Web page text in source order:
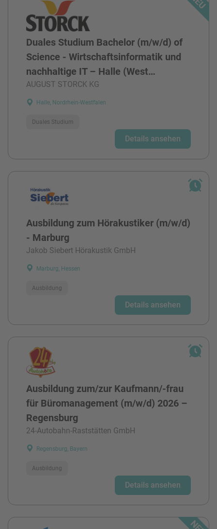
Duales Studium Bachelor (m/w/d) of
Science - Wirtschaftsinformatik und
nachhaltige IT – Halle (West…
AUGUST STORCK KG
Halle, Nordrhein-Westfalen
Duales Studium
Details ansehen
Ausbildung zum Hörakustiker (m/w/d)
- Marburg
Jakob Siebert Hörakustik GmbH
Marburg, Hessen
Ausbildung
Details ansehen
Ausbildung zum/zur Kaufmann/-frau
für Büromanagement (m/w/d) 2026 –
Regensburg
24-Autobahn-Raststätten GmbH
Regensburg, Bayern
Ausbildung
Details ansehen